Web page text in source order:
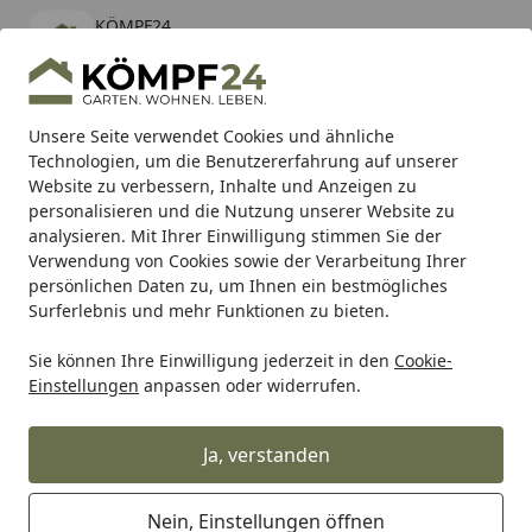
Unsere Seite verwendet Cookies und ähnliche
Technologien, um die Benutzererfahrung auf unserer
Website zu verbessern, Inhalte und Anzeigen zu
personalisieren und die Nutzung unserer Website zu
analysieren. Mit Ihrer Einwilligung stimmen Sie der
Verwendung von Cookies sowie der Verarbeitung Ihrer
persönlichen Daten zu, um Ihnen ein bestmögliches
Surferlebnis und mehr Funktionen zu bieten.
Sie können Ihre Einwilligung jederzeit in den Cookie-
Einstellungen anpassen oder widerrufen.
Ja, verstanden
Nein, Einstellungen öffnen
KÖMPF24
kostenlos - Im App Store
Hotline
Alle Produkte
Mein Konto
Suchen
Karibu Pools inkl. gratis Sandfilteranlage & Pool-
Starterset (Gesamtwert bis 468,99€)
Startseite
WMF WMF Messer WMF Küchenmesser WMF
WMF Brotmesser 19 cm Grand Class